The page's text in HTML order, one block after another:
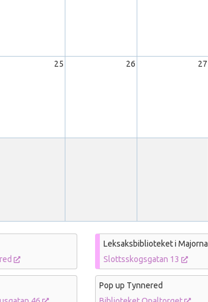
25 26 27
Leksaksbiblioteket i Majorna
Slottsskogsgatan 13
Pop up Tynnered